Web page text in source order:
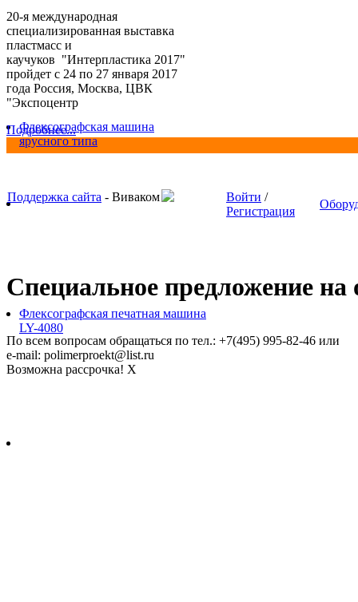
Флексографская машина
ярусного типа
Флексографская печатная машина
LY-4080
20-я международная
специализированная выставка
пластмасс и
каучуков "Интерпластика 2017"
пройдет с 24 по 27 января 2017
года Россия, Москва, ЦВК
"Экспоцентр
Подробнее...
Поддержка сайта - Виваком Войти /
Регистрация
Специальное предложение на
По всем вопросам обращаться по тел.: +7(495) 995-82-46 или
e-mail: polimerproekt@list.ru
Возможна рассрочка! X